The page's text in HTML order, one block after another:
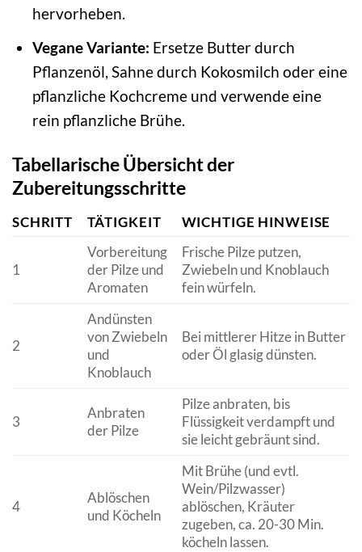
hervorheben.
Vegane Variante: Ersetze Butter durch
Pflanzenöl, Sahne durch Kokosmilch oder eine
pflanzliche Kochcreme und verwende eine
rein pflanzliche Brühe.
Tabellarische Übersicht der
Zubereitungsschritte
SCHRITT TÄTIGKEIT WICHTIGE HINWEISE
1
Vorbereitung
der Pilze und
Aromaten
Frische Pilze putzen,
Zwiebeln und Knoblauch
fein würfeln.
2
Andünsten
von Zwiebeln
und
Knoblauch
Bei mittlerer Hitze in Butter
oder Öl glasig dünsten.
3
Anbraten
der Pilze
Pilze anbraten, bis
Flüssigkeit verdampft und
sie leicht gebräunt sind.
4
Ablöschen
und Köcheln
Mit Brühe (und evtl.
Wein/Pilzwasser)
ablöschen, Kräuter
zugeben, ca. 20-30 Min.
köcheln lassen.